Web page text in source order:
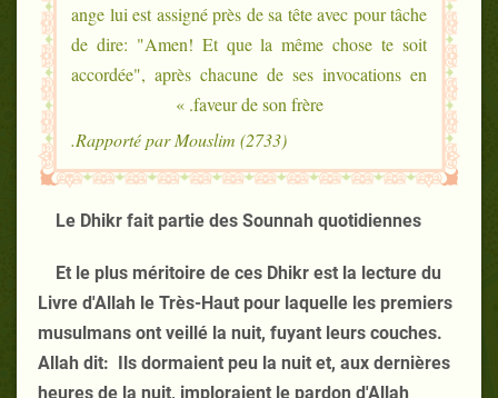
ange lui est assigné près de sa tête avec pour tâche
de dire: "Amen! Et que la même chose te soit
accordée", après chacune de ses invocations en
faveur de son frère. »
Rapporté par Mouslim (2733).
Le Dhikr fait partie des Sounnah quotidiennes
Et le plus méritoire de ces Dhikr est la lecture du
Livre d'Allah le Très-Haut pour laquelle les premiers
musulmans ont veillé la nuit, fuyant leurs couches.
Allah dit: Ils dormaient peu la nuit et, aux dernières
heures de la nuit, imploraient le pardon d'Allah